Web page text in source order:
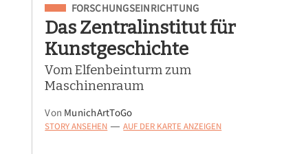
Eingeordnet unter
FORSCHUNGSEINRICHTUNG
Das Zentralinstitut für
Kunstgeschichte
Vom Elfenbeinturm zum
Maschinenraum
Von MunichArtToGo
STORY ANSEHEN — AUF DER KARTE ANZEIGEN